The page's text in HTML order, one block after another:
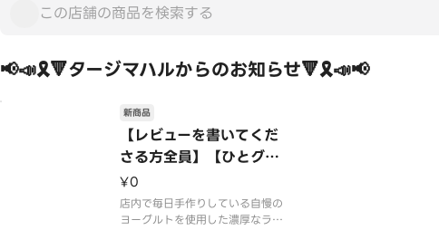
📢📣🎗️🔻タージマハルからのお知らせ🔻🎗️📣📢
【レビューを書いてくだ
さる方全員】【ひとグル
ープ様おひとつの注文ま
で】🥛コメント書いてく
ださる方にラッシープレ
新商品
¥0
店内で毎日手作りしている自慢の
ヨーグルトを使用した濃厚なラッ